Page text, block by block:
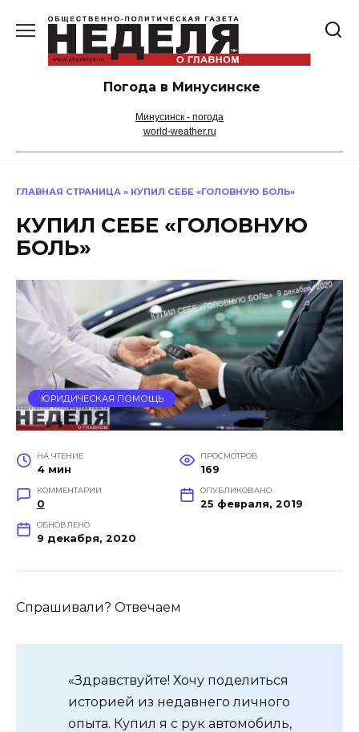
содержанию
Погода в Минусинске
Минусинск - погода
world-weather.ru
ГЛАВНАЯ СТРАНИЦА » КУПИЛ СЕБЕ «ГОЛОВНУЮ БОЛЬ»
КУПИЛ СЕБЕ «ГОЛОВНУЮ
БОЛЬ»
ЮРИДИЧЕСКАЯ ПОМОЩЬ
НА ЧТЕНИЕ
4 мин
ПРОСМОТРОВ
169
КОММЕНТАРИИ
0
ОПУБЛИКОВАНО
25 февраля, 2019
ОБНОВЛЕНО
9 декабря, 2020
Спрашивали? Отвечаем
«Здравствуйте! Хочу поделиться
историей из недавнего личного
опыта. Купил я с рук автомобиль,